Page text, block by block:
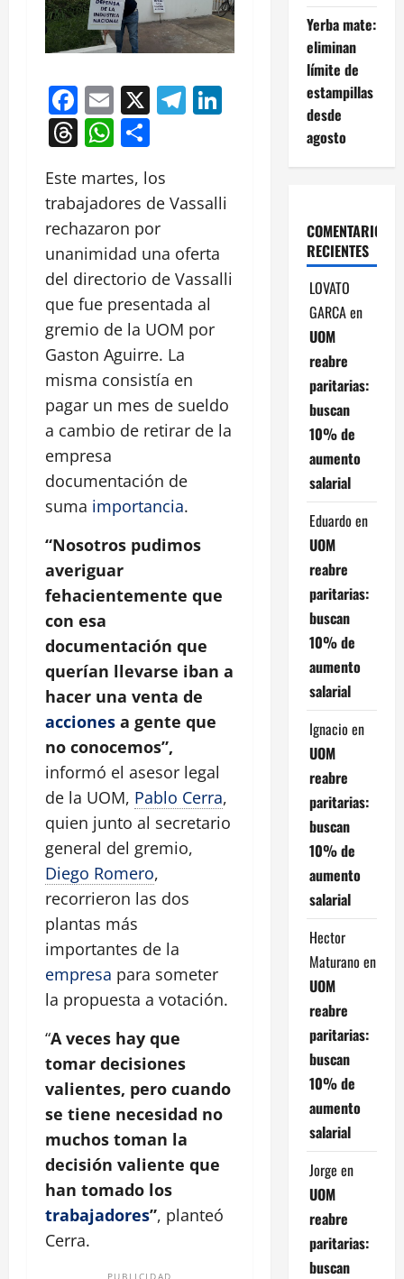
Facebook
Email
X Telegram
LinkedIn
Threads
WhatsApp
Este martes, los
trabajadores de Vassalli
rechazaron por
unanimidad una oferta
del directorio de Vassalli
que fue presentada al
gremio de la UOM por
Gaston Aguirre. La
misma consistía en
pagar un mes de sueldo
a cambio de retirar de la
empresa
documentación de
suma importancia.
“Nosotros pudimos
averiguar
fehacientemente que
con esa
documentación que
querían llevarse iban a
hacer una venta de
acciones a gente que
no conocemos”,
informó el asesor legal
de la UOM, Pablo Cerra,
quien junto al secretario
general del gremio,
Diego Romero,
recorrieron las dos
plantas más
importantes de la
empresa para someter
la propuesta a votación.
“A veces hay que
tomar decisiones
valientes, pero cuando
se tiene necesidad no
muchos toman la
decisión valiente que
han tomado los
trabajadores”, planteó
Cerra.
Yerba mate:
eliminan
límite de
estampillas
desde
agosto
COMENTARIOS
RECIENTES
LOVATO
GARCAen
UOM
reabre
paritarias:
buscan
10% de
aumento
salarial
Eduardo en
UOM
reabre
paritarias:
buscan
10% de
aumento
salarial
Ignacio en
UOM
reabre
paritarias:
buscan
10% de
aumento
salarial
Hector
Maturano en
UOM
reabre
paritarias:
buscan
10% de
aumento
salarial
Jorge en
UOM
reabre
paritarias:
buscan